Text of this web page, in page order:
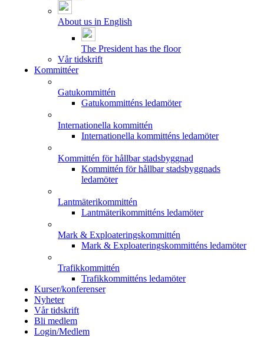
About us in English
The President has the floor
Vår tidskrift
Kommittéer
Gatukommittén
Gatukommitténs ledamöter
Internationella kommittén
Internationella kommitténs ledamöter
Kommittén för hållbar stadsbyggnad
Kommittén för hållbar stadsbyggnads
ledamöter
Lantmäterikommittén
Lantmäterikommitténs ledamöter
Mark & Exploateringskommittén
Mark & Exploateringskommitténs ledamöter
Trafikkommittén
Trafikkommitténs ledamöter
Kurser/konferenser
Nyheter
Vår tidskrift
Bli medlem
Login/Medlem